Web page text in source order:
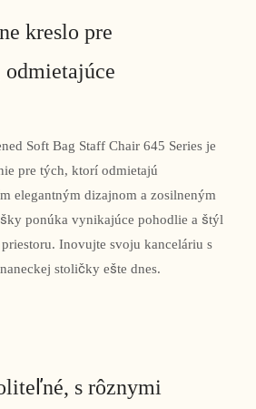
kreslo pre
odmietajúce
Soft Bag Staff Chair 645 Series je
pre tých, ktorí odmietajú
elegantným dizajnom a zosilneným
ponúka vynikajúce pohodlie a štýl
Inovujte svoju kanceláriu s
stoličky ešte dnes.
s rôznymi